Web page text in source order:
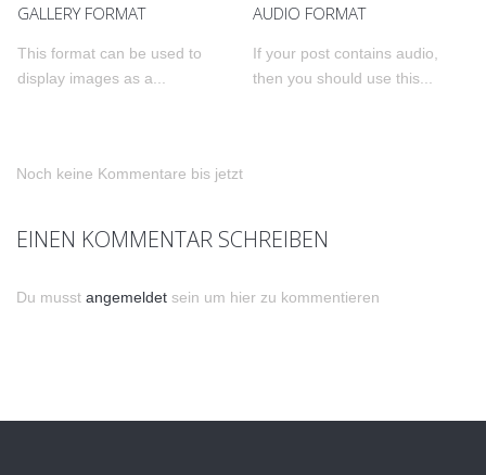
GALLERY FORMAT
This format can be used to
display images as a...
AUDIO FORMAT
If your post contains audio,
then you should use this...
Noch keine Kommentare bis jetzt
EINEN KOMMENTAR SCHREIBEN
Du musst angemeldet sein um hier zu kommentieren